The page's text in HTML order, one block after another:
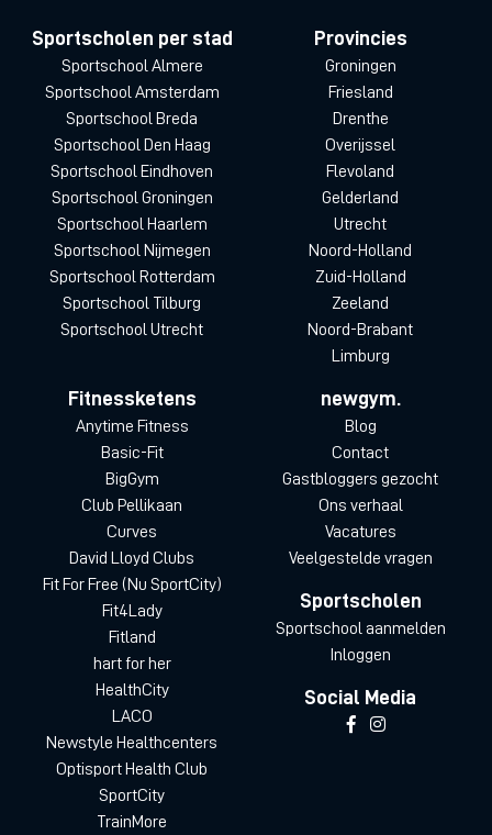
Sportscholen per stad
Sportschool Almere
Sportschool Amsterdam
Sportschool Breda
Sportschool Den Haag
Sportschool Eindhoven
Sportschool Groningen
Sportschool Haarlem
Sportschool Nijmegen
Sportschool Rotterdam
Sportschool Tilburg
Sportschool Utrecht
Provincies
Groningen
Friesland
Drenthe
Overijssel
Flevoland
Gelderland
Utrecht
Noord-Holland
Zuid-Holland
Zeeland
Noord-Brabant
Limburg
Fitnessketens
Anytime Fitness
Basic-Fit
BigGym
Club Pellikaan
Curves
David Lloyd Clubs
Fit For Free (Nu SportCity)
Fit4Lady
Fitland
hart for her
HealthCity
LACO
Newstyle Healthcenters
Optisport Health Club
SportCity
TrainMore
newgym.
Blog
Contact
Gastbloggers gezocht
Ons verhaal
Vacatures
Veelgestelde vragen
Sportscholen
Sportschool aanmelden
Inloggen
Social Media